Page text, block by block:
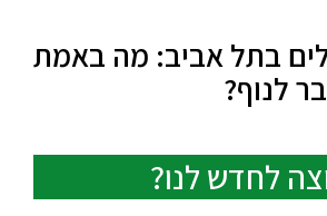
בתל אביב: מה באמת
לנוף?
לחדש לנו?